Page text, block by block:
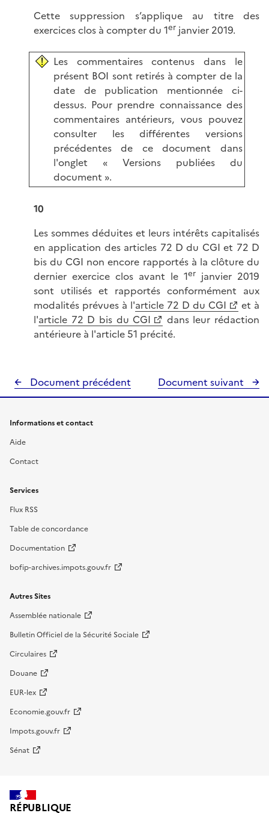
Cette suppression s’applique au titre des
exercices clos à compter du 1er janvier 2019.
Les commentaires contenus dans le
présent BOI sont retirés à compter de la
date de publication mentionnée ci-
dessus. Pour prendre connaissance des
commentaires antérieurs, vous pouvez
consulter les différentes versions
précédentes de ce document dans
l'onglet « Versions publiées du
document ».
10
Les sommes déduites et leurs intérêts capitalisés
en application des articles 72 D du CGI et 72 D
bis du CGI non encore rapportés à la clôture du
dernier exercice clos avant le 1er janvier 2019
sont utilisés et rapportés conformément aux
modalités prévues à l'article 72 D du CGI
et à
l'article 72 D bis du CGI
dans leur rédaction
antérieure à l'article 51 précité.
Document précédent Document suivant
Informations et contact
Aide
Contact
Services
Flux RSS
Table de concordance
Documentation
bofip-archives.impots.gouv.fr
Autres Sites
Assemblée nationale
Bulletin Officiel de la Sécurité Sociale
Circulaires
Douane
EUR-lex
Economie.gouv.fr
Impots.gouv.fr
Sénat
RÉPUBLIQUE